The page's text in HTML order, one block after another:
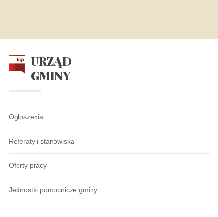
URZĄD
GMINY
Ogłoszenia
Referaty i stanowiska
Oferty pracy
Jednostki pomocnicze gminy